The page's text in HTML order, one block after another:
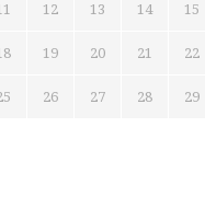
12 13 14 15
19 20 21 22
26 27 28 29